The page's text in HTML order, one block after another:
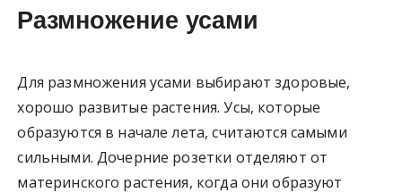
Размножение усами
Для размножения усами выбирают здоровые,
хорошо развитые растения. Усы, которые
образуются в начале лета, считаются самыми
сильными. Дочерние розетки отделяют от
материнского растения, когда они образуют